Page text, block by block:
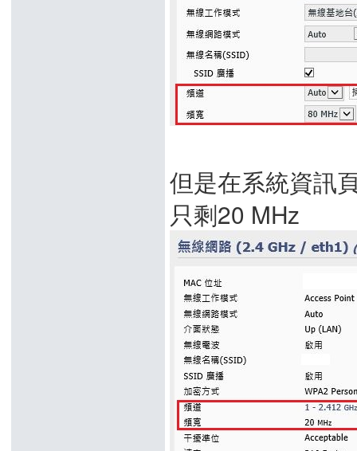
但是在系統資訊
只剩20 MHz